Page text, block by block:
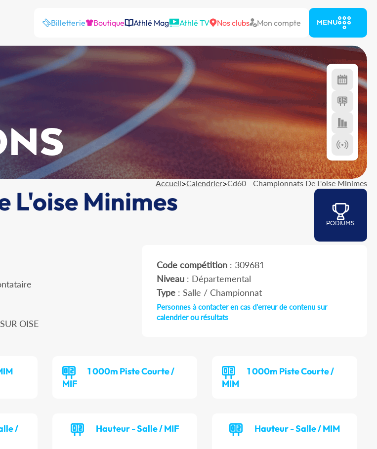
Billetterie Boutique Athlé Mag Athlé TV Nos clubs Mon compte MENU
Accueil>Calendrier>Cd60 - Championnats De L'oise Minimes
L'oise Minimes
PODIUMS
OISE
Code compétition: 309681
Niveau: Départemental
Type: Salle / Championnat
Personnes à contacter en cas d'erreur de contenu sur
calendrier ou résultats
1 000m Piste Courte /
MIF
1 000m Piste Courte /
MIM
/
Hauteur - Salle / MIF Hauteur - Salle / MIM